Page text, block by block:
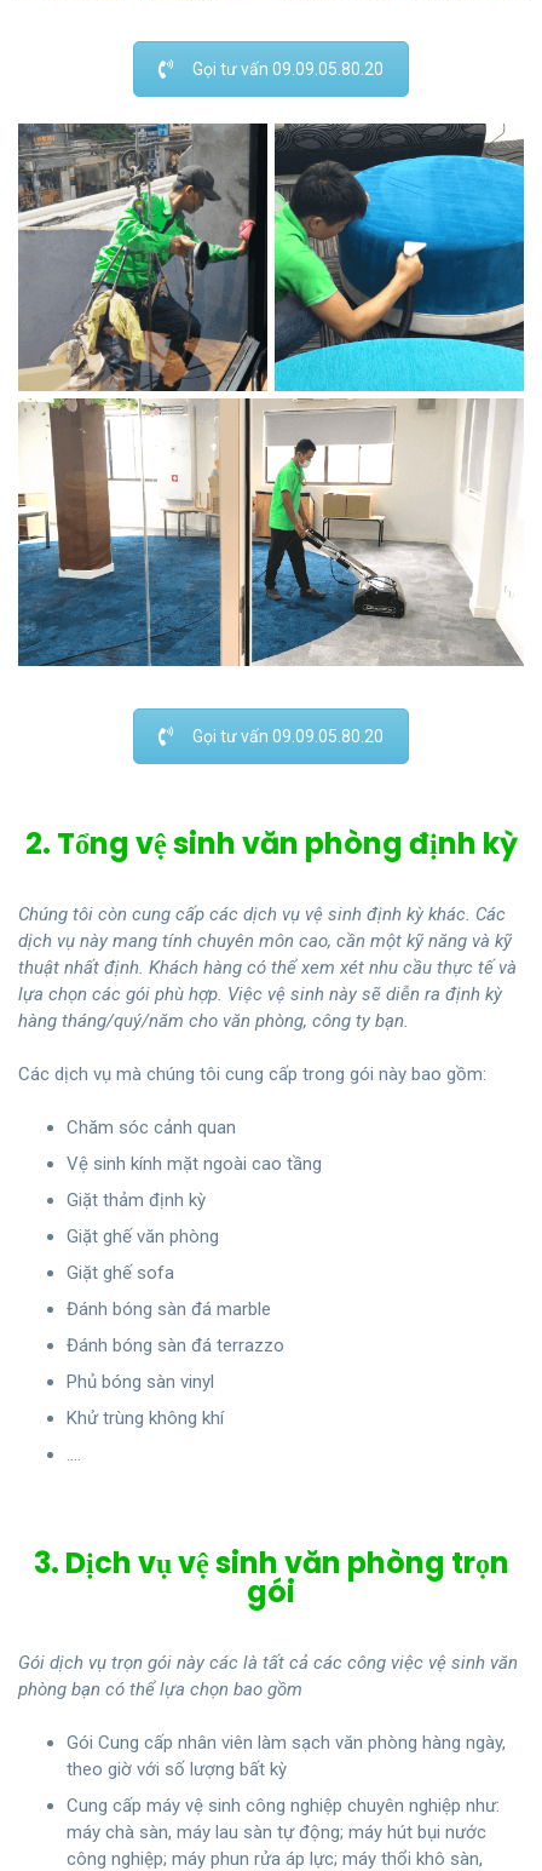
Gọi tư vấn 09.09.05.80.20
Gọi tư vấn 09.09.05.80.20
2. Tổng vệ sinh văn phòng định kỳ
Chúng tôi còn cung cấp các dịch vụ vệ sinh định kỳ khác. Các
dịch vụ này mang tính chuyên môn cao, cần một kỹ năng và kỹ
thuật nhất định. Khách hàng có thể xem xét nhu cầu thực tế và
lựa chọn các gói phù hợp. Việc vệ sinh này sẽ diễn ra định kỳ
hàng tháng/quý/năm cho văn phòng, công ty bạn.
Các dịch vụ mà chúng tôi cung cấp trong gói này bao gồm:
Chăm sóc cảnh quan
Vệ sinh kính mặt ngoài cao tầng
Giặt thảm định kỳ
Giặt ghế văn phòng
Giặt ghế sofa
Đánh bóng sàn đá marble
Đánh bóng sàn đá terrazzo
Phủ bóng sàn vinyl
Khử trùng không khí
….
3. Dịch vụ vệ sinh văn phòng trọn
gói
Gói dịch vụ trọn gói này các là tất cả các công việc vệ sinh văn
phòng bạn có thể lựa chọn bao gồm
Gói Cung cấp nhân viên làm sạch văn phòng hàng ngày,
theo giờ với số lượng bất kỳ
Cung cấp máy vệ sinh công nghiệp chuyên nghiệp như:
máy chà sàn, máy lau sàn tự động; máy hút bụi nước
công nghiệp; máy phun rửa áp lực; máy thổi khô sàn,